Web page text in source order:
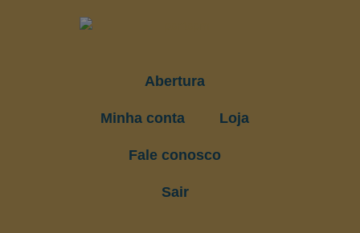
Abertura
Minha conta Loja
Fale conosco
Sair